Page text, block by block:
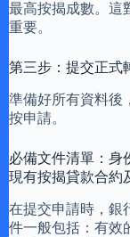
最高按揭成數。這
重要。
第三步：提交正式
準備好所有資料後
按申請。
必備文件清單：身
現有按揭貸款合約
在提交申請時，銀
件一般包括：有效